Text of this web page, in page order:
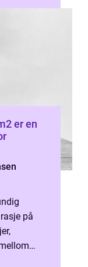
er en
på